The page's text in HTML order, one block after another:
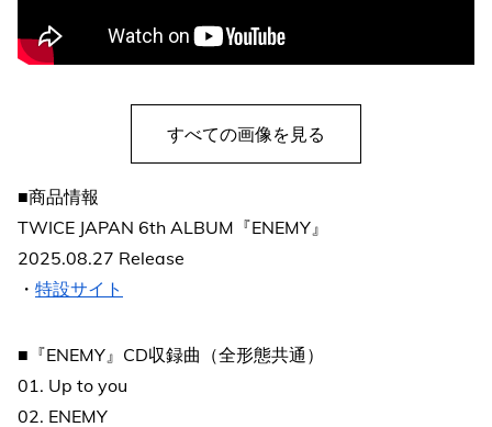
すべての画像を見る
■商品情報
TWICE JAPAN 6th ALBUM『ENEMY』
2025.08.27 Release
・ 特設サイト
■『ENEMY』CD収録曲（全形態共通）
01. Up to you
02. ENEMY